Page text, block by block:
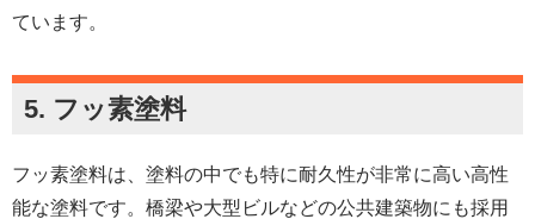
ています。
5. フッ素塗料
フッ素塗料は、塗料の中でも特に耐久性が非常に高い高性
能な塗料です。橋梁や大型ビルなどの公共建築物にも採用